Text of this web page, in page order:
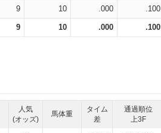
9 10 .000 .100
9 10 .000 .100
人気
(オッズ)
馬体重
タイム
差
通過順位
上3F